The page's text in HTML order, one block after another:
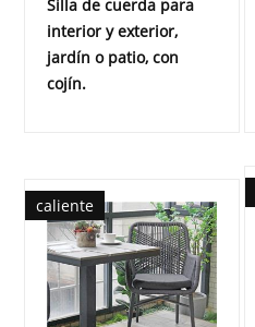
Silla de cuerda para
interior y exterior,
jardín o patio, con
cojín.
caliente